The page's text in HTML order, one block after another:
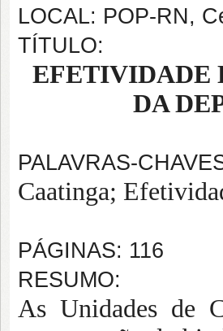
LOCAL: POP-RN,
TÍTULO:
EFETIVIDADE
DA
PALAVRAS-
Caatinga;
PÁGINAS: 116
RESUMO:
As Unidades de